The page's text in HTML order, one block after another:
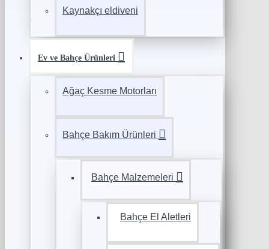
Kaynakçı eldiveni
Ev ve Bahçe Ürünleri
Ağaç Kesme Motorları
Bahçe Bakım Ürünleri
Bahçe Malzemeleri
Bahçe El Aletleri